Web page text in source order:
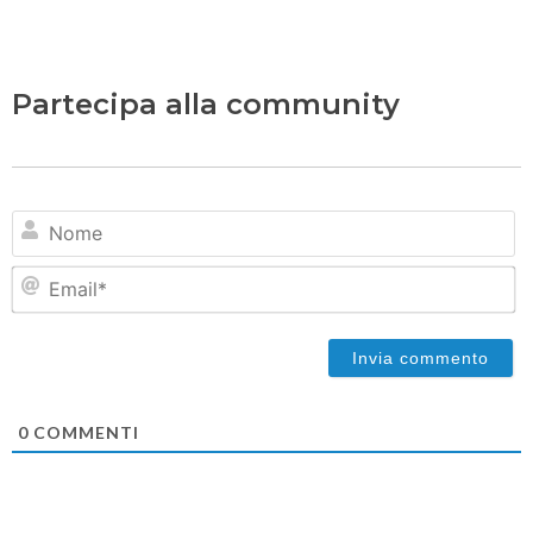
Partecipa alla community
0 COMMENTI